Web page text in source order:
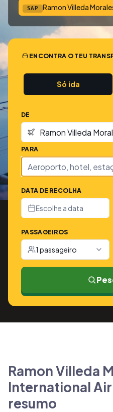
SAP Ramon Villeda
ENCONTRA O TEU
Só ida
DE
PARA
DATA DE RECOLHA
Escolhe a data
PASSAGEIROS
1 passageiro
Ramon Villeda
International
resumo